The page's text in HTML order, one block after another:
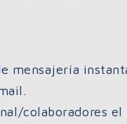
mensajería
colaboradores